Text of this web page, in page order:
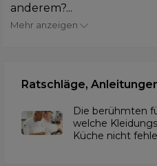
anderem?...
Mehr anzeigen
Ratschläge,
Die berühmten
welche
Küche nicht